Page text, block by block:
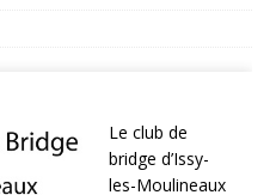
Le club de
bridge d’Issy-
les-Moulineaux